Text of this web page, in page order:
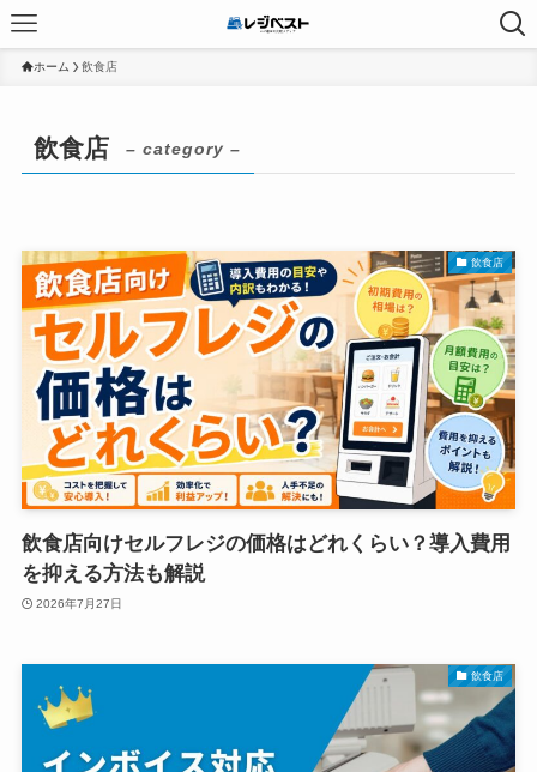
ホーム 飲食店
飲食店 – category –
飲食店
飲食店向けセルフレジの価格はどれくらい？導入費用
を抑える方法も解説
2026年7月27日
飲食店